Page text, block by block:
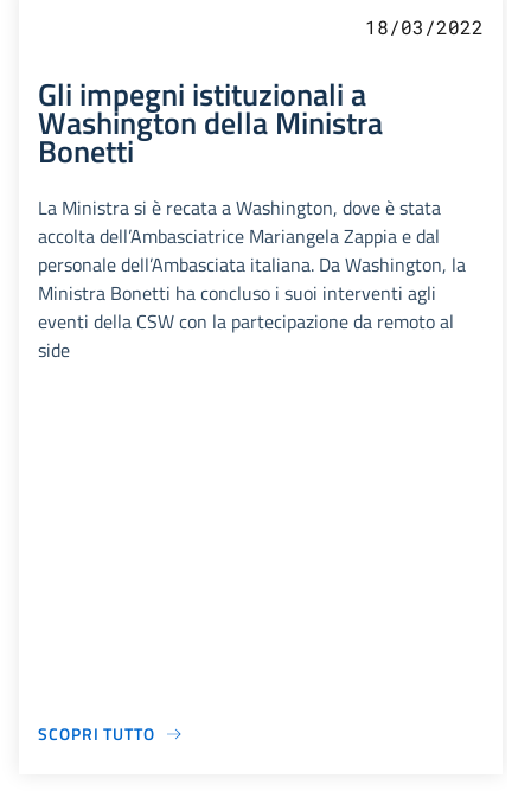
18/03/2022
Gli impegni istituzionali a
Washington della Ministra
Bonetti
La Ministra si è recata a Washington, dove è stata
accolta dell’Ambasciatrice Mariangela Zappia e dal
personale dell’Ambasciata italiana. Da Washington, la
Ministra Bonetti ha concluso i suoi interventi agli
eventi della CSW con la partecipazione da remoto al
side
SCOPRI TUTTO